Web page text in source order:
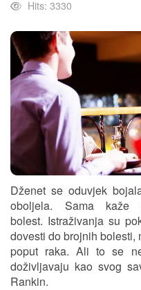
Hits: 3330
Dženet se oduvjek
oboljela. Sama
bolest. Istraživanja su
dovesti do brojnih
poput raka. Ali to se
doživljavaju kao svog
Rankin.